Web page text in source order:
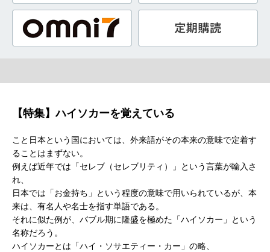
【特集】ハイソカーを覚えている
こと日本という国においては、外来語がその本来の意味で定着す
ることはまずない。
例えば近年では「セレブ（セレブリティ）」という言葉が輸入さ
れ、
日本では「お金持ち」という程度の意味で用いられているが、本
来は、有名人や名士を指す単語である。
それに似た例が、バブル期に隆盛を極めた「ハイソカー」という
名称だろう。
ハイソカーとは「ハイ・ソサエティー・カー」の略、